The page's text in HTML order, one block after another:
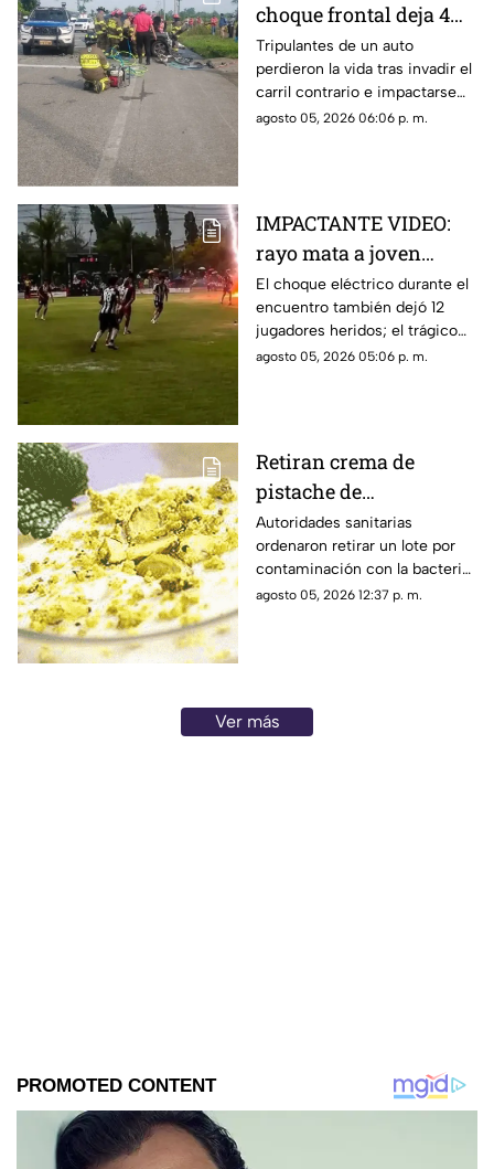
choque frontal deja 4
muertos de una familia
Tripulantes de un auto
perdieron la vida tras invadir el
carril contrario e impactarse
contra un camión de ganado.
agosto 05, 2026 06:06 p. m.
IMPACTANTE VIDEO:
rayo mata a joven
futbolista en pleno
partido
El choque eléctrico durante el
encuentro también dejó 12
jugadores heridos; el trágico
momento quedó grabado.
agosto 05, 2026 05:06 p. m.
Retiran crema de
pistache de
supermercados por
salmonela
Autoridades sanitarias
ordenaron retirar un lote por
contaminación con la bacteria;
revisa los códigos del producto
agosto 05, 2026 12:37 p. m.
Ver más